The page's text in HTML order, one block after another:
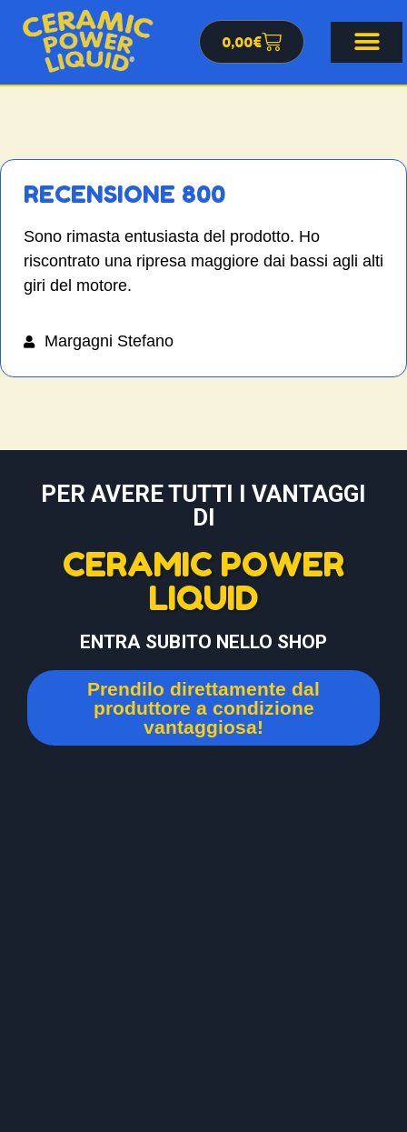
0,00€
RECENSIONE 800
Sono rimasta entusiasta del prodotto. Ho
riscontrato una ripresa maggiore dai bassi agli alti
giri del motore.
Margagni Stefano
PER AVERE TUTTI I VANTAGGI
DI
CERAMIC POWER
LIQUID
ENTRA SUBITO NELLO SHOP
Prendilo direttamente dal
produttore a condizione
vantaggiosa!